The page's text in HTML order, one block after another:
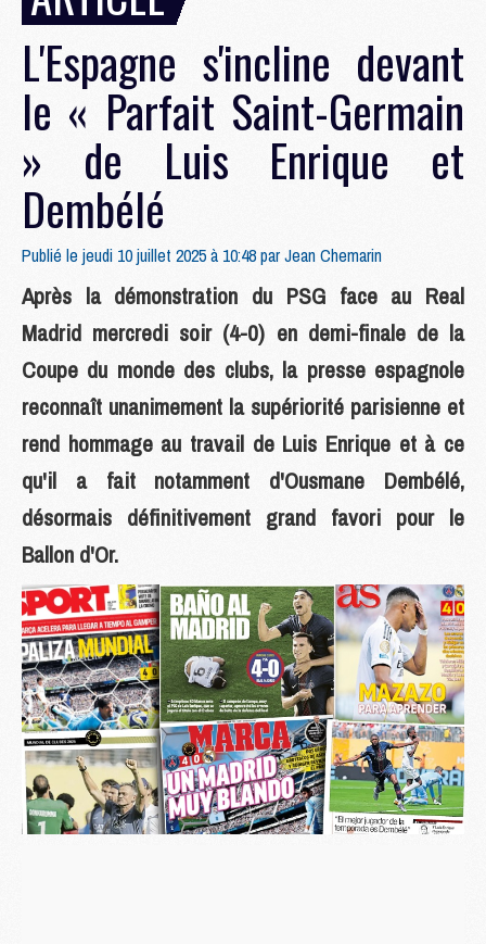
L'Espagne s'incline devant
le « Parfait Saint-Germain
» de Luis Enrique et
Dembélé
Publié le jeudi 10 juillet 2025 à 10:48 parJean Chemarin
Après la démonstration du PSG face au Real
Madrid mercredi soir (4-0) en demi-finale de la
Coupe du monde des clubs, la presse espagnole
reconnaît unanimement la supériorité parisienne et
rend hommage au travail de Luis Enrique et à ce
qu'il a fait notamment d'Ousmane Dembélé,
désormais définitivement grand favori pour le
Ballon d'Or.